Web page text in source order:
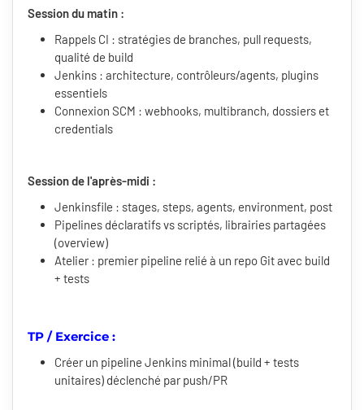
Session du matin :
Rappels CI : stratégies de branches, pull requests,
qualité de build
Jenkins : architecture, contrôleurs/agents, plugins
essentiels
Connexion SCM : webhooks, multibranch, dossiers et
credentials
Session de l'après-midi :
Jenkinsfile : stages, steps, agents, environment, post
Pipelines déclaratifs vs scriptés, librairies partagées
(overview)
Atelier : premier pipeline relié à un repo Git avec build
+ tests
TP / Exercice :
Créer un pipeline Jenkins minimal (build + tests
unitaires) déclenché par push/PR